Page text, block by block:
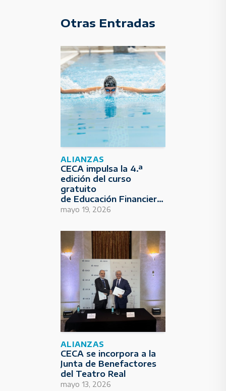
Otras Entradas
ALIANZAS
CECA impulsa la 4.ª
edición del curso
gratuito
de Educación Financiera
para Deportistas
mayo 19, 2026
ALIANZAS
CECA se incorpora a la
Junta de Benefactores
del Teatro Real
mayo 13, 2026